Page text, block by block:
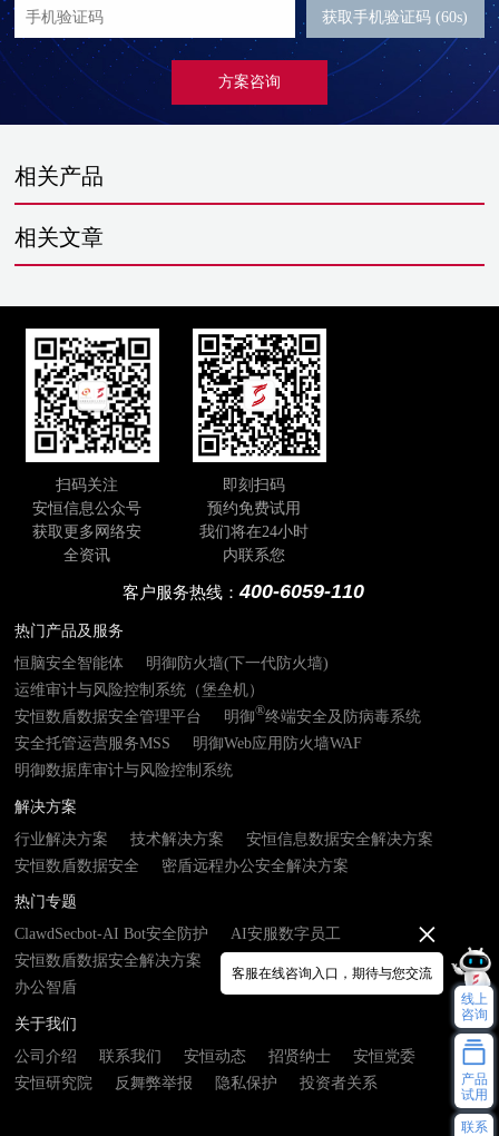
获取手机验证码 (60s)
方案咨询
相关产品
相关文章
扫码关注
安恒信息公众号
获取更多网络安
全资讯
即刻扫码
预约免费试用
我们将在24小时
内联系您
客户服务热线：400-6059-110
热门产品及服务
恒脑安全智能体
明御防火墙(下一代防火墙)
运维审计与风险控制系统（堡垒机）
安恒数盾数据安全管理平台
明御®终端安全及防病毒系统
安全托管运营服务MSS
明御Web应用防火墙WAF
明御数据库审计与风险控制系统
解决方案
行业解决方案
技术解决方案
安恒信息数据安全解决方案
安恒数盾数据安全
密盾远程办公安全解决方案
热门专题
ClawdSecbot-AI Bot安全防护
AI安服数字员工
安恒数盾数据安全解决方案
办公智盾
关于我们
公司介绍
联系我们 安恒动态 招贤纳士
安恒党委
安恒研究院
反舞弊举报 隐私保护 投资者关系
客服在线咨询入口，期待与您交流
线上
咨询
产品
试用
联系